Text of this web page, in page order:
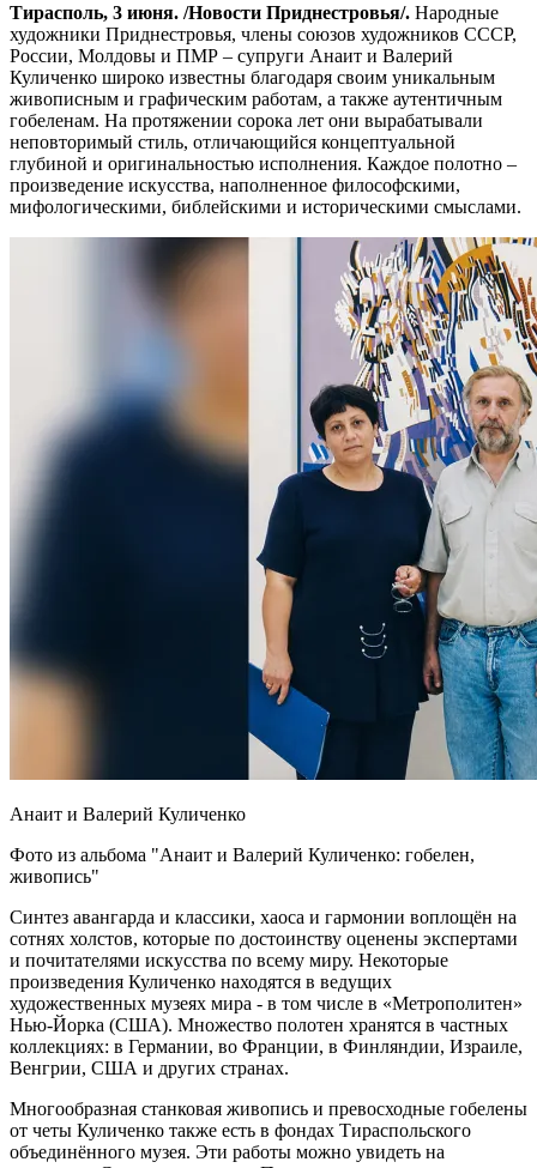
Тирасполь, 3 июня. /Новости Приднестровья/. Народные
художники Приднестровья, члены союзов художников СССР,
России, Молдовы и ПМР – супруги Анаит и Валерий
Куличенко широко известны благодаря своим уникальным
живописным и графическим работам, а также аутентичным
гобеленам. На протяжении сорока лет они вырабатывали
неповторимый стиль, отличающийся концептуальной
глубиной и оригинальностью исполнения. Каждое полотно –
произведение искусства, наполненное философскими,
мифологическими, библейскими и историческими смыслами.
Анаит и Валерий Куличенко
Фото из альбома "Анаит и Валерий Куличенко: гобелен,
живопись"
Синтез авангарда и классики, хаоса и гармонии воплощён на
сотнях холстов, которые по достоинству оценены экспертами
и почитателями искусства по всему миру. Некоторые
произведения Куличенко находятся в ведущих
художественных музеях мира - в том числе в «Метрополитен»
Нью-Йорка (США). Множество полотен хранятся в частных
коллекциях: в Германии, во Франции, в Финляндии, Израиле,
Венгрии, США и других странах.
Многообразная станковая живопись и превосходные гобелены
от четы Куличенко также есть в фондах Тираспольского
объединённого музея. Эти работы можно увидеть на